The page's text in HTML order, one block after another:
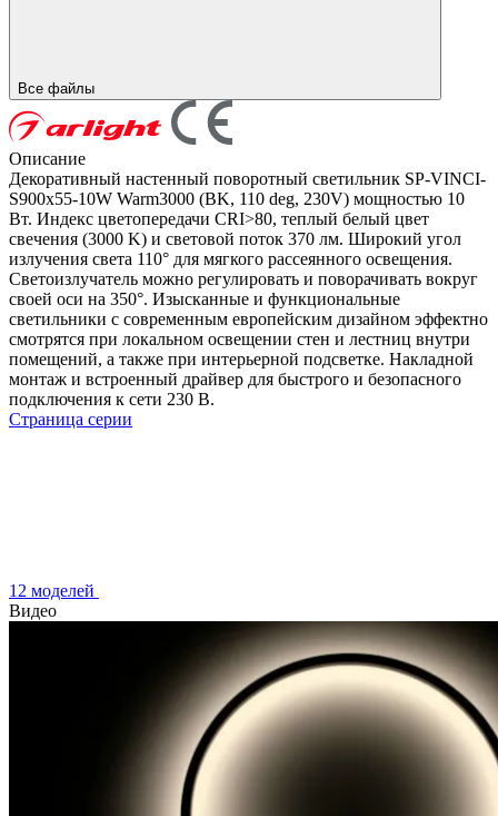
Все файлы
Описание
Декоративный настенный поворотный светильник SP-VINCI-
S900x55-10W Warm3000 (BK, 110 deg, 230V) мощностью 10
Вт. Индекс цветопередачи CRI>80, теплый белый цвет
свечения (3000 K) и световой поток 370 лм. Широкий угол
излучения света 110° для мягкого рассеянного освещения.
Светоизлучатель можно регулировать и поворачивать вокруг
своей оси на 350°. Изысканные и функциональные
светильники с современным европейским дизайном эффектно
смотрятся при локальном освещении стен и лестниц внутри
помещений, а также при интерьерной подсветке. Накладной
монтаж и встроенный драйвер для быстрого и безопасного
подключения к сети 230 В.
Страница серии
12 моделей
Видео